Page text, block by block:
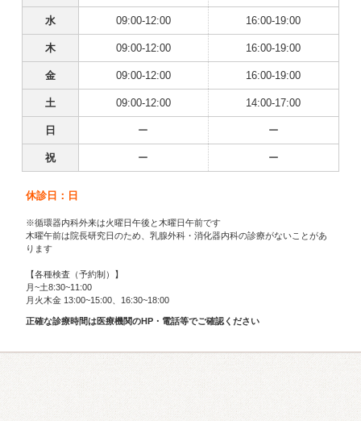
水 09:00-12:00 16:00-19:00
木 09:00-12:00 16:00-19:00
金 09:00-12:00 16:00-19:00
土 09:00-12:00 14:00-17:00
日 ー ー
祝 ー ー
休診日：日
※循環器内科外来は火曜日午後と木曜日午前です
木曜午前は院長研究日のため、乳腺外科・消化器内科の診療がないことがあ
ります
【各種検査（予約制）】
月~土8:30~11:00
月火木金 13:00~15:00、16:30~18:00
正確な診療時間は医療機関のHP・電話等でご確認ください